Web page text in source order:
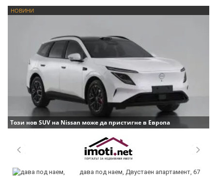
НОВИНИ
Този нов SUV на Nissan може да пристигне в Европа
дава под наем, Двустаен апартамент, 67